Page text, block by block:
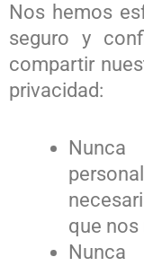
Nos hemos
seguro y
compartir
privacidad:
Nunca
que nos
Nunca